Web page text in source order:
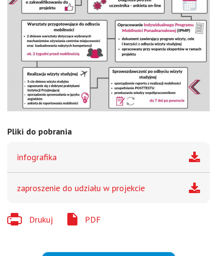
Pliki do pobrania
infografika
zaproszenie do udziału w projekcie
Drukuj PDF